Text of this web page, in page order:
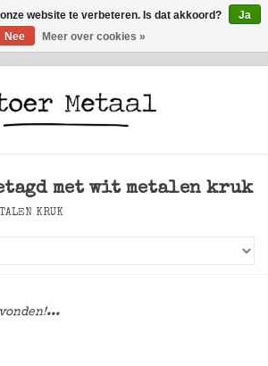
Klantenservice
met wit metalen kruk
KRUK
website te verbeteren. Is dat akkoord?
Ja
Nee
Meer over cookies »